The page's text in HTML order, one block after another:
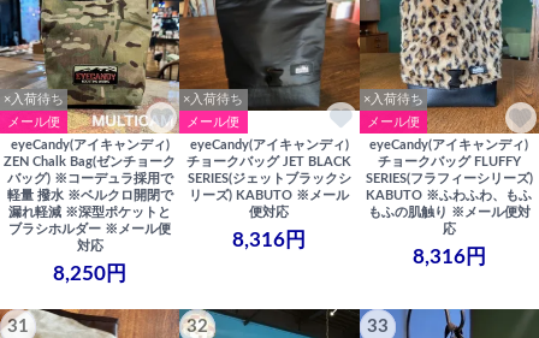
×入荷待ち
メール便
eyeCandy(アイキャンディ)
ZEN Chalk Bag(ゼンチョーク
バッグ) ※コーデュラ採用で
軽量 撥水 ※ベルクロ開閉で
漏れ軽減 ※深型ポケットと
ブラシホルダー ※メール便
対応
8,250円
×入荷待ち
メール便
eyeCandy(アイキャンディ)
チョークバッグ JET BLACK
SERIES(ジェットブラックシ
リーズ) KABUTO ※メール
便対応
8,316円
×入荷待ち
メール便
eyeCandy(アイキャンディ)
チョークバッグ FLUFFY
SERIES(フラフィーシリーズ)
KABUTO ※ふわふわ、もふ
もふの肌触り ※メール便対
応
8,316円
31 32 33